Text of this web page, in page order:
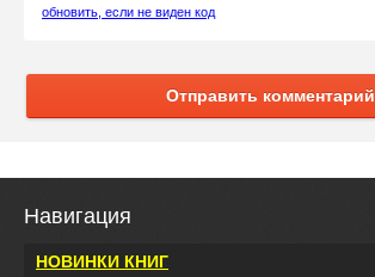
обновить, если не виден код
Отправить комментарий
Навигация
НОВИНКИ КНИГ